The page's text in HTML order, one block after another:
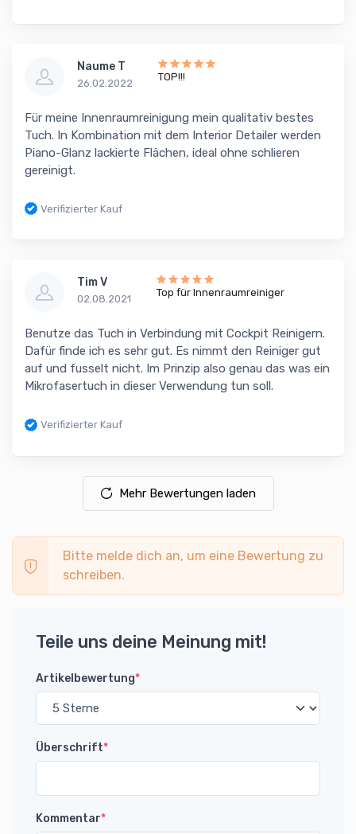
Naume T
26.02.2022
TOP!!!
Für meine Innenraumreinigung mein qualitativ bestes
Tuch. In Kombination mit dem Interior Detailer werden
Piano-Glanz lackierte Flächen, ideal ohne schlieren
gereinigt.
Verifizierter Kauf
Tim V
02.08.2021
Top für Innenraumreiniger
Benutze das Tuch in Verbindung mit Cockpit Reinigern.
Dafür finde ich es sehr gut. Es nimmt den Reiniger gut
auf und fusselt nicht. Im Prinzip also genau das was ein
Mikrofasertuch in dieser Verwendung tun soll.
Verifizierter Kauf
Mehr Bewertungen laden
Bitte melde dich an, um eine Bewertung zu
schreiben.
Teile uns deine Meinung mit!
Artikelbewertung*
Überschrift*
Kommentar*